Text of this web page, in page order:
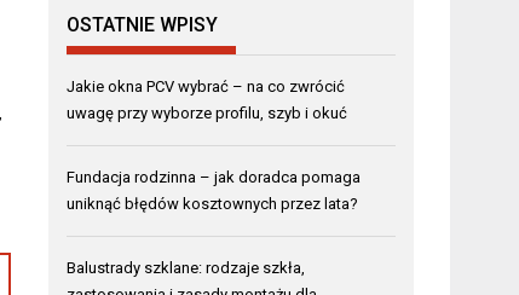
OSTATNIE WPISY
Jakie okna PCV wybrać – na co zwrócić
uwagę przy wyborze profilu, szyb i okuć
Fundacja rodzinna – jak doradca pomaga
uniknąć błędów kosztownych przez lata?
Balustrady szklane: rodzaje szkła,